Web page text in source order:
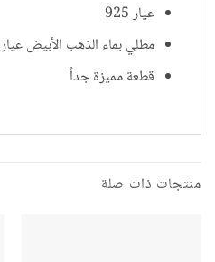
عيار 925
مطلي بماء الذهب الأبيض عيار 18
قطعة مميزة جداً
منتجات ذات صلة